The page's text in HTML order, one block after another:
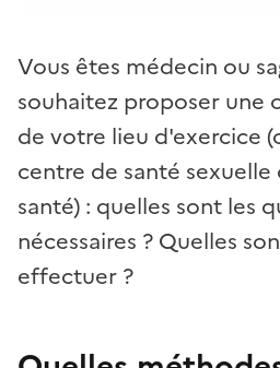
Vous êtes médecin ou
souhaitez proposer une
de votre lieu d'exercice
centre de santé
santé) : quelles sont les
nécessaires ? Quelles
effectuer ?